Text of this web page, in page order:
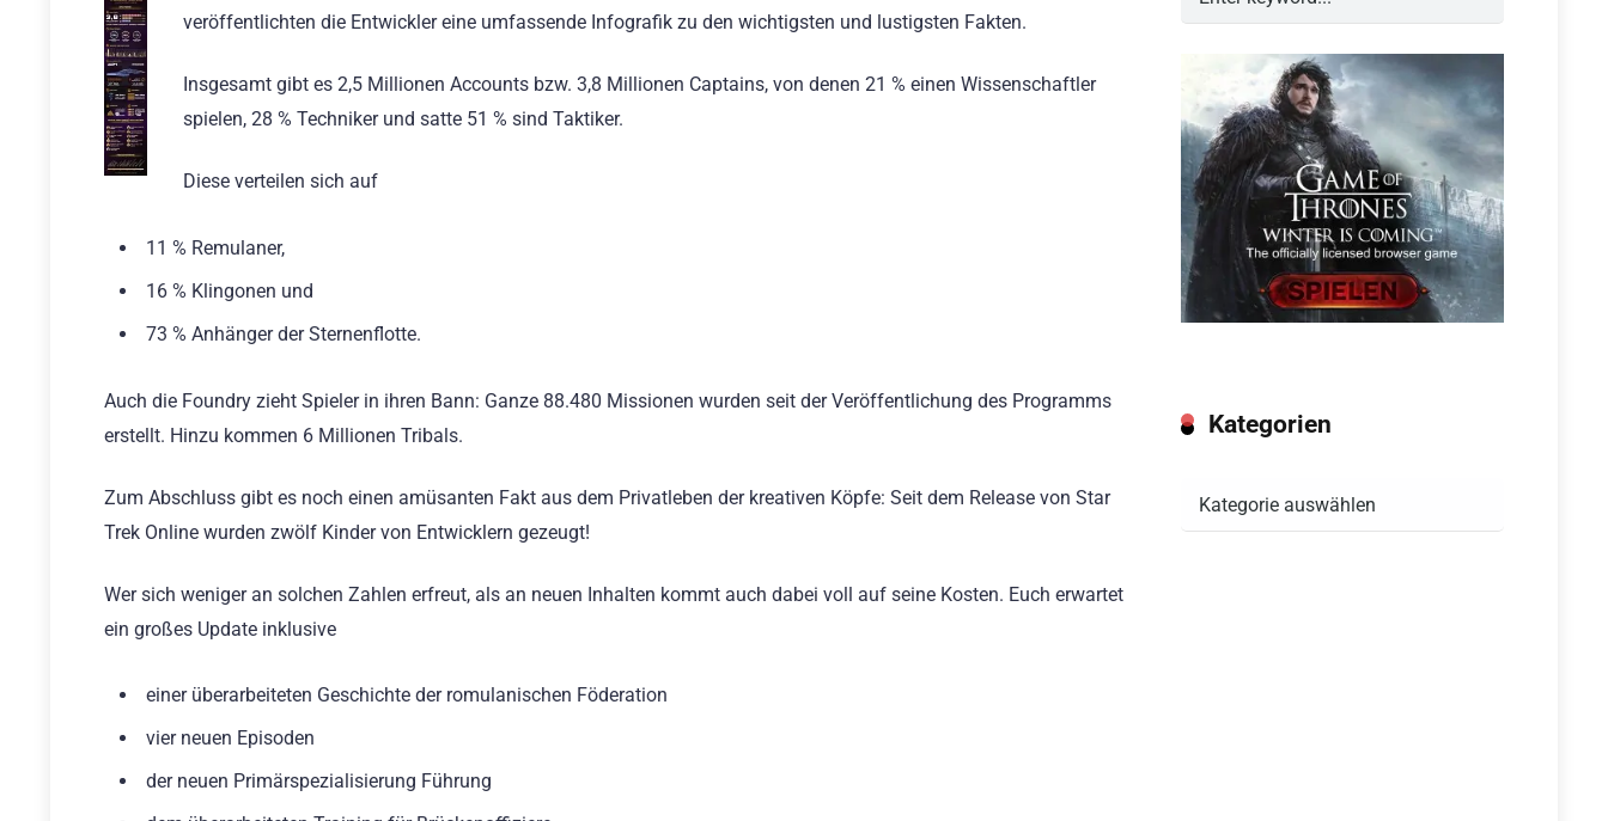
veröffentlichten die Entwickler eine umfassende Infografik zu den wichtigsten und lustigsten Fakten.
Insgesamt gibt es 2,5 Millionen Accounts bzw. 3,8 Millionen Captains, von denen 21 % einen Wissenschaftler
spielen, 28 % Techniker und satte 51 % sind Taktiker.
Diese verteilen sich auf
11 % Remulaner,
16 % Klingonen und
73 % Anhänger der Sternenflotte.
Auch die Foundry zieht Spieler in ihren Bann: Ganze 88.480 Missionen wurden seit der Veröffentlichung des Programms
erstellt. Hinzu kommen 6 Millionen Tribals.
Zum Abschluss gibt es noch einen amüsanten Fakt aus dem Privatleben der kreativen Köpfe: Seit dem Release von Star
Trek Online wurden zwölf Kinder von Entwicklern gezeugt!
Wer sich weniger an solchen Zahlen erfreut, als an neuen Inhalten kommt auch dabei voll auf seine Kosten. Euch erwartet
ein großes Update inklusive
einer überarbeiteten Geschichte der romulanischen Föderation
vier neuen Episoden
der neuen Primärspezialisierung Führung
Kategorien